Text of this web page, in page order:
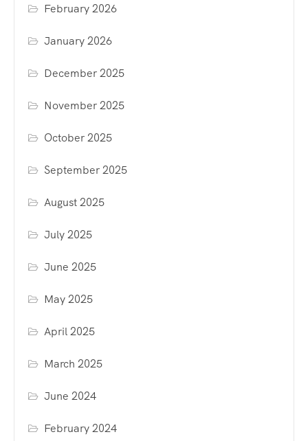
February 2026
January 2026
December 2025
November 2025
October 2025
September 2025
August 2025
July 2025
June 2025
May 2025
April 2025
March 2025
June 2024
February 2024